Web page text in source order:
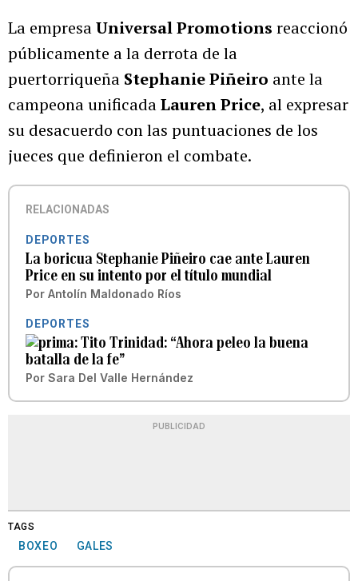
La empresaUniversal Promotions reaccionó
públicamente a la derrota de la
puertorriqueña Stephanie Piñeiro ante la
campeona unificadaLauren Price, al expresar
su desacuerdo con las puntuaciones de los
jueces que definieron el combate.
RELACIONADAS
DEPORTES
La boricua Stephanie Piñeiro cae ante Lauren
Price en su intento por el título mundial
Por Antolín Maldonado Ríos
DEPORTES
Tito Trinidad: “Ahora peleo la buena
batalla de la fe”
Por Sara Del Valle Hernández
PUBLICIDAD
TAGS
BOXEO GALES